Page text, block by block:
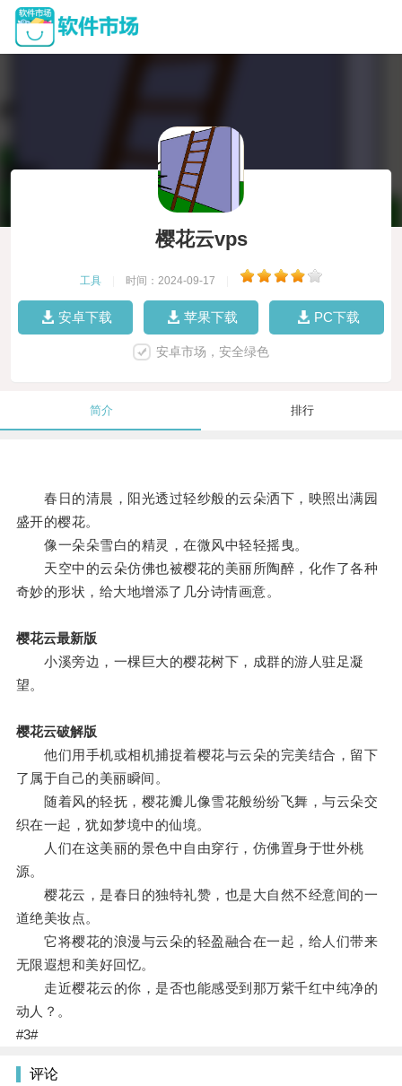
樱花云vps
工具 时间：2024-09-17
安卓下载 苹果下载 PC下载
安卓市场，安全绿色
简介 排行
春日的清晨，阳光透过轻纱般的云朵洒下，映照出满园
盛开的樱花。
像一朵朵雪白的精灵，在微风中轻轻摇曳。
天空中的云朵仿佛也被樱花的美丽所陶醉，化作了各种
奇妙的形状，给大地增添了几分诗情画意。
樱花云最新版
小溪旁边，一棵巨大的樱花树下，成群的游人驻足凝
望。
樱花云破解版
他们用手机或相机捕捉着樱花与云朵的完美结合，留下
了属于自己的美丽瞬间。
随着风的轻抚，樱花瓣儿像雪花般纷纷飞舞，与云朵交
织在一起，犹如梦境中的仙境。
人们在这美丽的景色中自由穿行，仿佛置身于世外桃
源。
樱花云，是春日的独特礼赞，也是大自然不经意间的一
道绝美妆点。
它将樱花的浪漫与云朵的轻盈融合在一起，给人们带来
无限遐想和美好回忆。
走近樱花云的你，是否也能感受到那万紫千红中纯净的
动人？。
#3#
评论